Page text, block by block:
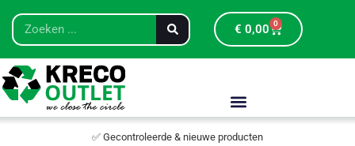
€ 0,00 0
✅ Gecontroleerde & nieuwe producten